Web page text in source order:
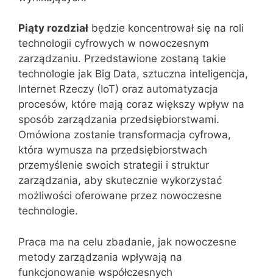
Piąty rozdział będzie koncentrował się na roli
technologii cyfrowych w nowoczesnym
zarządzaniu. Przedstawione zostaną takie
technologie jak Big Data, sztuczna inteligencja,
Internet Rzeczy (IoT) oraz automatyzacja
procesów, które mają coraz większy wpływ na
sposób zarządzania przedsiębiorstwami.
Omówiona zostanie transformacja cyfrowa,
która wymusza na przedsiębiorstwach
przemyślenie swoich strategii i struktur
zarządzania, aby skutecznie wykorzystać
możliwości oferowane przez nowoczesne
technologie.
Praca ma na celu zbadanie, jak nowoczesne
metody zarządzania wpływają na
funkcjonowanie współczesnych